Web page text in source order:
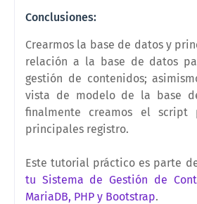
Conclusiones:
Crearmos la base de datos y
relación a la base de datos
gestión de contenidos;
vista de modelo de la base
finalmente creamos el script
principales registro.
Este tutorial práctico es parte
tu Sistema de Gestión de
MariaDB, PHP y Bootstrap.